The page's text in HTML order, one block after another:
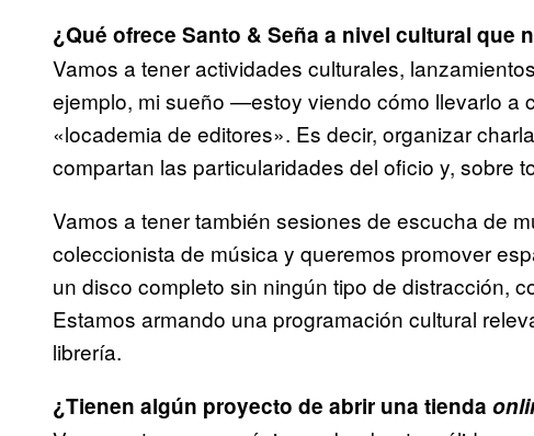
¿Qué ofrece Santo & Seña a nivel cultural que
Vamos a tener actividades culturales,
ejemplo, mi sueño —estoy viendo cómo llevarlo
«locademia de editores». Es decir, organizar
compartan las particularidades del oficio y, sobre
Vamos a tener también sesiones de escucha de
coleccionista de música y queremos promover
un disco completo sin ningún tipo de distracción,
Estamos armando una programación cultural
librería.
¿Tienen algún proyecto de abrir una tienda